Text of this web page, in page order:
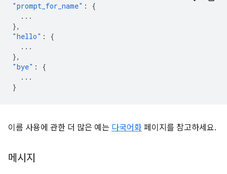
"prompt_for_name" :
{
...
},
"hello" :
{
...
},
"bye" :
{
...
}
이름 사용에 관한 더 많은 예는 다국어화 페이지를 참고하세요.
메시지